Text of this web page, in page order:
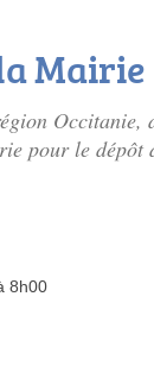
Mairie
Occitanie,
pour le dépôt
8h00